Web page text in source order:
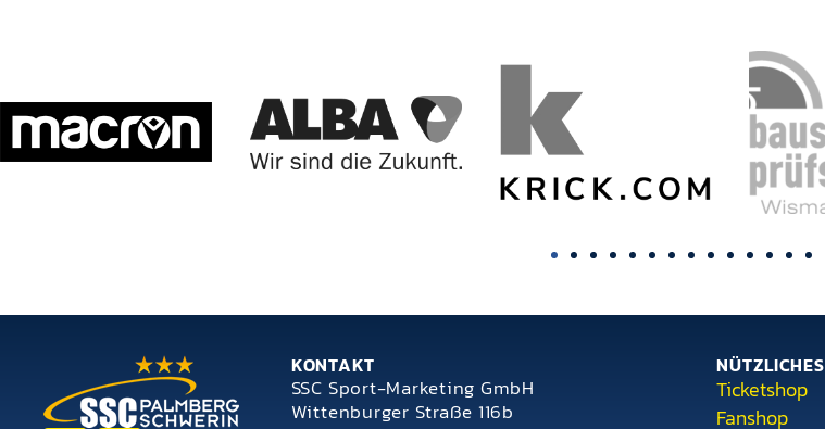
KONTAKT
SSC Sport-Marketing GmbH
Wittenburger Straße 116b
NÜTZLICHES
Ticketshop
Fanshop